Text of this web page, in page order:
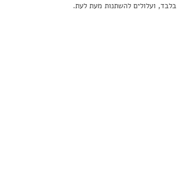
בלבד, ועלולים להשתנות מעת לעת.